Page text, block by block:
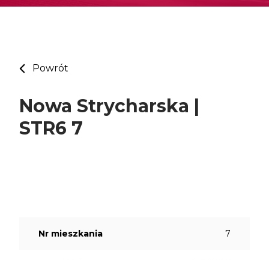
Powrót
Nowa Strycharska |
STR6 7
Nr mieszkania 7